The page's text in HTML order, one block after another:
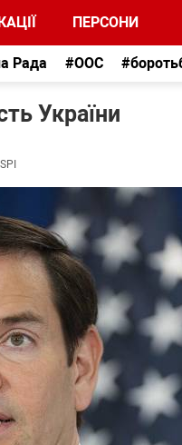
ПЕРСОНИ
Рада #ООС
України